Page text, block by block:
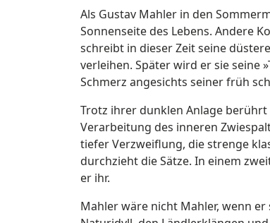
Als Gustav Mahler in den
Sonnenseite des Lebens. Andere
schreibt in dieser Zeit seine
verleihen. Später wird er sie seine
Schmerz angesichts seiner früh
Trotz ihrer dunklen Anlage
Verarbeitung des inneren
tiefer Verzweiflung, die strenge
durchzieht die Sätze. In einem
er ihr.
Mahler wäre nicht Mahler, wenn